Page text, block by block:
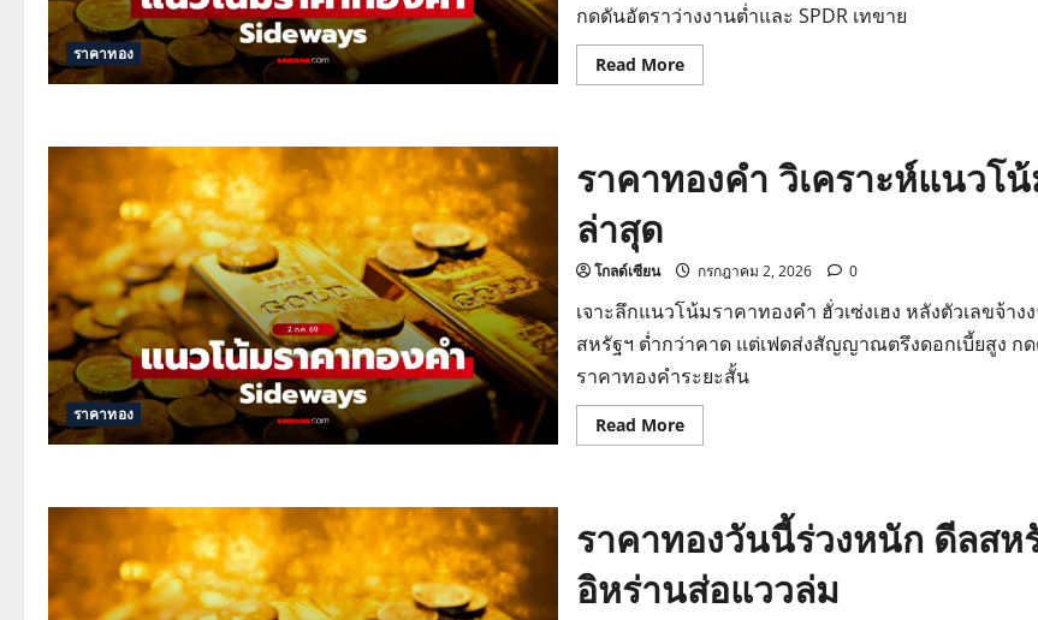
ราคาทอง
กดดันอัตราว่างงานต่ำและ SPDR เทขาย
Read MoreRead
more
แนว
โน้ม
ล่าสุด
ราคาทอง
ราคาทองคำ วิเคราะห์แนวโ
ล่าสุด
โกลด์เซียน กรกฎาคม 2, 2026 0
เจาะลึกแนวโน้มราคาทองคำ ฮั่วเซ่งเฮง หลังตัวเลขจ้าง
สหรัฐฯ ต่ำกว่าคาด แต่เฟดส่งสัญญาณตรึงดอกเบี้ยสูง ก
ราคาทองคำระยะสั้น
Read MoreRead
more
แนว
โน้ม
ล่าสุด
ราคาทองวันนี้ร่วงหนัก ดีลสห
อิหร่านส่อแววล่ม